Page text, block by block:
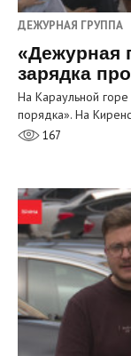
ДЕЖУРНАЯ ГРУППА
«Дежурная
зарядка
На Караульной
порядка». На
167